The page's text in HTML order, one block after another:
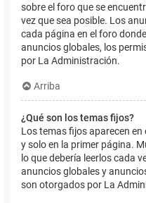
sobre el foro que se
vez que sea posible. Los
cada página en el foro
anuncios globales, los
por La Administración.
Arriba
¿Qué son los temas fijos?
Los temas fijos aparecen
y solo en la primer página.
lo que debería leerlos cada
anuncios globales y
son otorgados por La